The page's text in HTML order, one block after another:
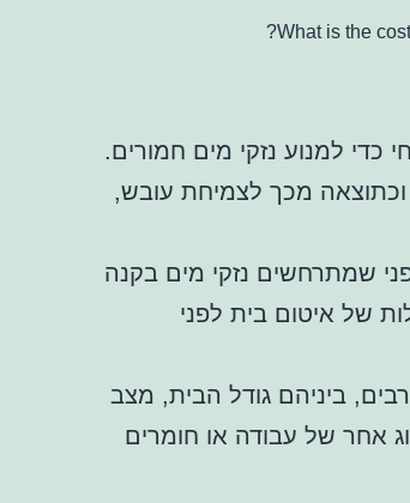
What is the
כדי למנוע נזקי מים חמורים.
וכתוצאה מכך לצמיחת עובש,
שמתרחשים נזקי מים בקנה
של איטום בית לפני
ביניהם גודל הבית, מצב
אחר של עבודה או חומרים